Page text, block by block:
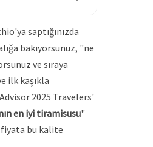
saptığınızda
bakıyorsunuz, "ne
ve sıraya
ilk kaşıkla
2025 Travelers'
en iyi tiramisusu"
fiyata bu kalite